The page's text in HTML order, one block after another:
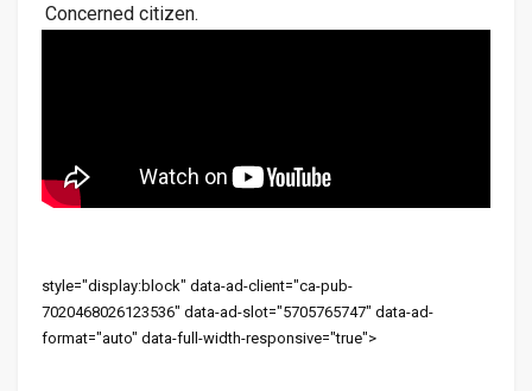
Concerned citizen.
style="display:block" data-ad-client="ca-pub-
7020468026123536" data-ad-slot="5705765747" data-ad-
format="auto" data-full-width-responsive="true">